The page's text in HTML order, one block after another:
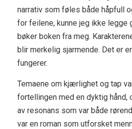
narrativ som føles både håpfull
for feilene, kunne jeg ikke legge
bøker boken fra meg.
blir merkelig sjarmende. Det er
fungerer.
Temaene om kjærlighet og tap
fortellingen med en dyktig hånd,
av resonans som var både
var en roman som utforsket